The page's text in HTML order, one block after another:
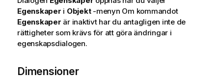
Egenskaper i Objekt-menyn Om kommandot
Egenskaper är inaktivt har du antagligen inte de
rättigheter som krävs för att göra ändringar i
egenskapsdialogen.
Dimensioner